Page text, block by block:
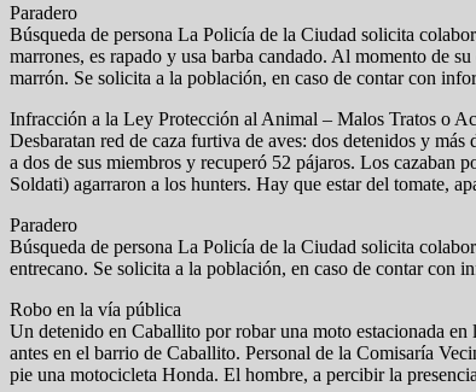
Paradero
Búsqueda de persona La Policía de la Ciudad solicita
marrones, es rapado y usa barba candado. Al momento de
marrón. Se solicita a la población, en caso de contar con
Infracción a la Ley Protección al Animal – Malos Tratos o
Desbaratan red de caza furtiva de aves: dos detenidos y
a dos de sus miembros y recuperó 52 pájaros. Los cazaban
Soldati) agarraron a los hunters. Hay que estar del tomate,
Paradero
Búsqueda de persona La Policía de la Ciudad solicita
entrecano. Se solicita a la población, en caso de contar con
Robo en la vía pública
Un detenido en Caballito por robar una moto estacionada
antes en el barrio de Caballito. Personal de la Comisaría
pie una motocicleta Honda. El hombre, a percibir la